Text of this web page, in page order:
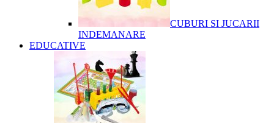
CUBURI SI JUCARII
INDEMANARE
EDUCATIVE